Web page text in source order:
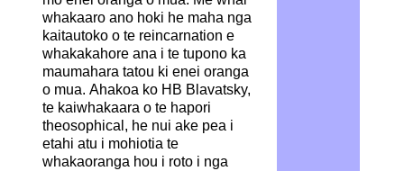
whakaaro ano hoki he maha nga
kaitautoko o te reincarnation e
whakakahore ana i te tupono ka
maumahara tatou ki enei oranga
o mua. Ahakoa ko HB Blavatsky,
te kaiwhakaara o te hapori
theosophical, he nui ake pea i
etahi atu i mohiotia te
whakaoranga hou i roto i nga